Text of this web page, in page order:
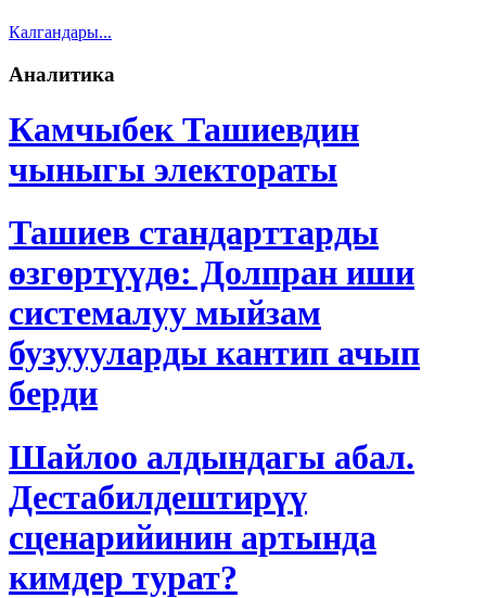
Калгандары...
Аналитика
Камчыбек Ташиевдин
чыныгы электораты
Ташиев стандарттарды
өзгөртүүдө: Долпран иши
системалуу мыйзам
бузуууларды кантип ачып
берди
Шайлоо алдындагы абал.
Дестабилдештирүү
сценарийинин артында
кимдер турат?